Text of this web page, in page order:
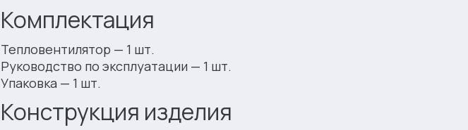
Комплектация
Тепловентилятор — 1 шт.
Руководство по эксплуатации — 1 шт.
Упаковка — 1 шт.
Конструкция изделия